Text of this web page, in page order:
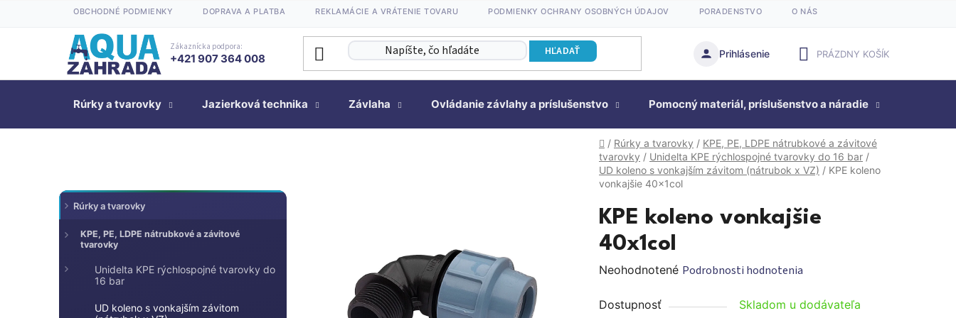
OBCHODNÉ PODMIENKY DOPRAVA A PLATBA REKLAMÁCIE A VRÁTENIE TOVARU PODMIENKY OCHRANY OSOBNÝCH ÚDAJOV PORADENSTVO O NÁS
Zákaznícka podpora:
+421 907 364 008
HĽADAŤ Prihlásenie
KOŠÍK
PRÁZDNY KOŠÍK
Rúrky a tvarovky Jazierková technika Závlaha Ovládanie závlahy a príslušenstvo Pomocný materiál, príslušenstvo a náradie
Domov
/ Rúrky a tvarovky / KPE, PE, LDPE nátrubkové a závitové
tvarovky / Unidelta KPE rýchlospojné tvarovky do 16 bar /
UD koleno s vonkajším závitom (nátrubok x VZ) / KPE koleno
vonkajšie 40x1col
B
o
č
ý
Preskočiť
kategórie
K
a
g
Rúrky a tvarovky
KPE, PE, LDPE nátrubkové a závitové
tvarovky
Unidelta KPE rýchlospojné tvarovky do
16 bar
UD koleno s vonkajším závitom
KPE koleno vonkajšie
40x1col
Priemerné
produktu
Neohodnotené Podrobnosti hodnotenia
Dostupnosť
Skladom u dodávateľa